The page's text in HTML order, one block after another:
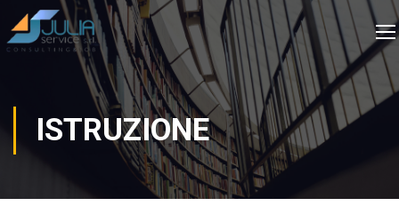
ISTRUZIONE